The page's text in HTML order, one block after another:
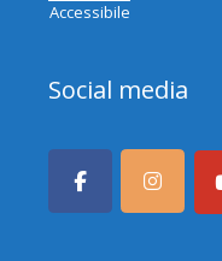
Accessibile
Social media